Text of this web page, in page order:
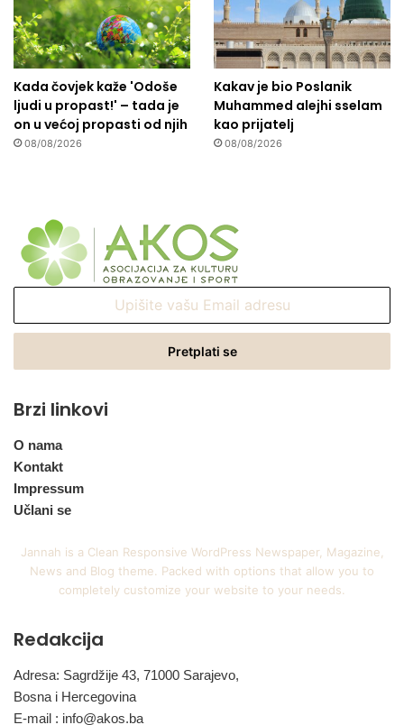
Kada čovjek kaže 'Odoše
ljudi u propast!' – tada je
on u većoj propasti od njih
08/08/2026
Kakav je bio Poslanik
Muhammed alejhi sselam
kao prijatelj
08/08/2026
Email
Brzi linkovi
O nama
Kontakt
Impressum
Učlani se
Jannah is a Clean Responsive WordPress Newspaper, Magazine,
News and Blog theme. Packed with options that allow you to
completely customize your website to your needs.
Redakcija
Adresa: Sagrdžije 43, 71000 Sarajevo,
Bosna i Hercegovina
E-mail : info@akos.ba